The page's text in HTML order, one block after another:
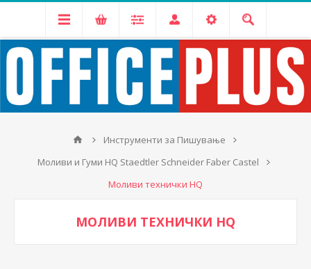
Инструменти за Пишување
Моливи и Гуми HQ Staedtler Schneider Faber Castel
Моливи технички HQ
МОЛИВИ ТЕХНИЧКИ HQ